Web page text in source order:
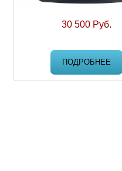
30 500 Руб.
ПОДРОБНЕЕ